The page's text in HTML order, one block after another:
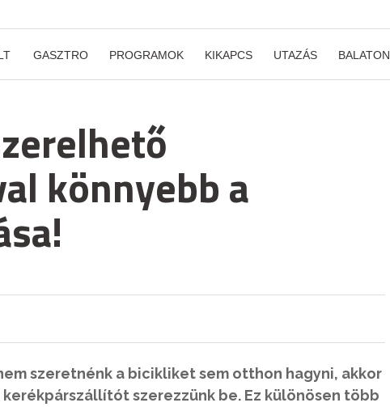
GASZTRO PROGRAMOK KIKAPCS UTAZÁS BALATON
könnyebb a
szeretnénk a bicikliket sem otthon hagyni, akkor
szerezzünk be. Ez különösen több